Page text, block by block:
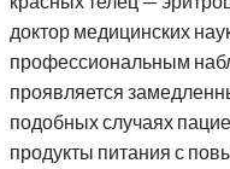
доктор медицинских
профессиональным
проявляется
подобных случаях
продукты питания с